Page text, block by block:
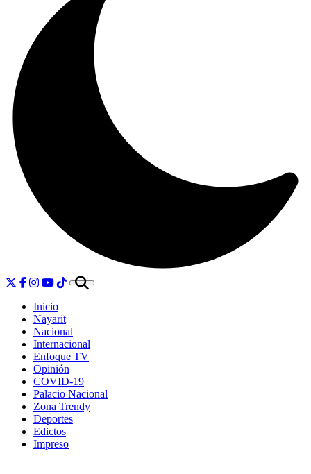
Inicio
Nayarit
Nacional
Internacional
Enfoque TV
Opinión
COVID-19
Palacio Nacional
Zona Trendy
Deportes
Edictos
Impreso